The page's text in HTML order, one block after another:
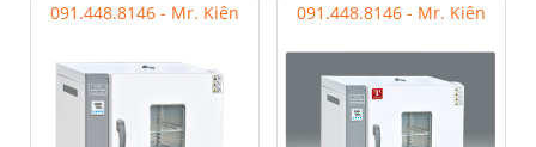
091.448.8146 - Mr. Kiên 091.448.8146 - Mr. Kiên